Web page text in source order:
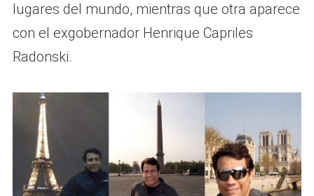
lugares del mundo, mientras que otra aparece
con el exgobernador Henrique Capriles
Radonski.